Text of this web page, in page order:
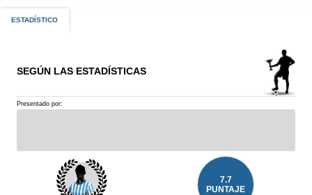
ESTADÍSTICO
SEGÚN LAS ESTADÍSTICAS
Presentado por:
7.7
PUNTAJE